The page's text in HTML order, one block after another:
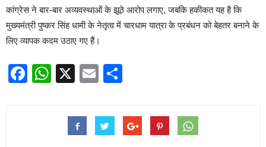
कांग्रेस ने बार-बार अव्यवस्थाओं के झूठे आरोप लगाए, जबकि हकीकत यह है कि
मुख्यमंत्री पुष्कर सिंह धामी के नेतृत्व में चारधाम यात्रा के प्रबंधन को बेहतर बनाने के
लिए व्यापक कदम उठाए गए हैं।
Facebook
WhatsApp
X Email